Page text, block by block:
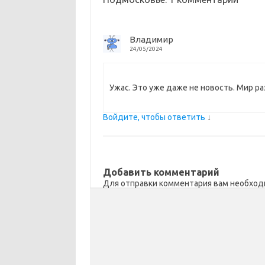
i
i
kи
ь
Владимир
24/05/2024
Ужас. Это уже даже не новость. Мир
Войдите, чтобы ответить ↓
Добавить комментарий
Для отправки комментария вам